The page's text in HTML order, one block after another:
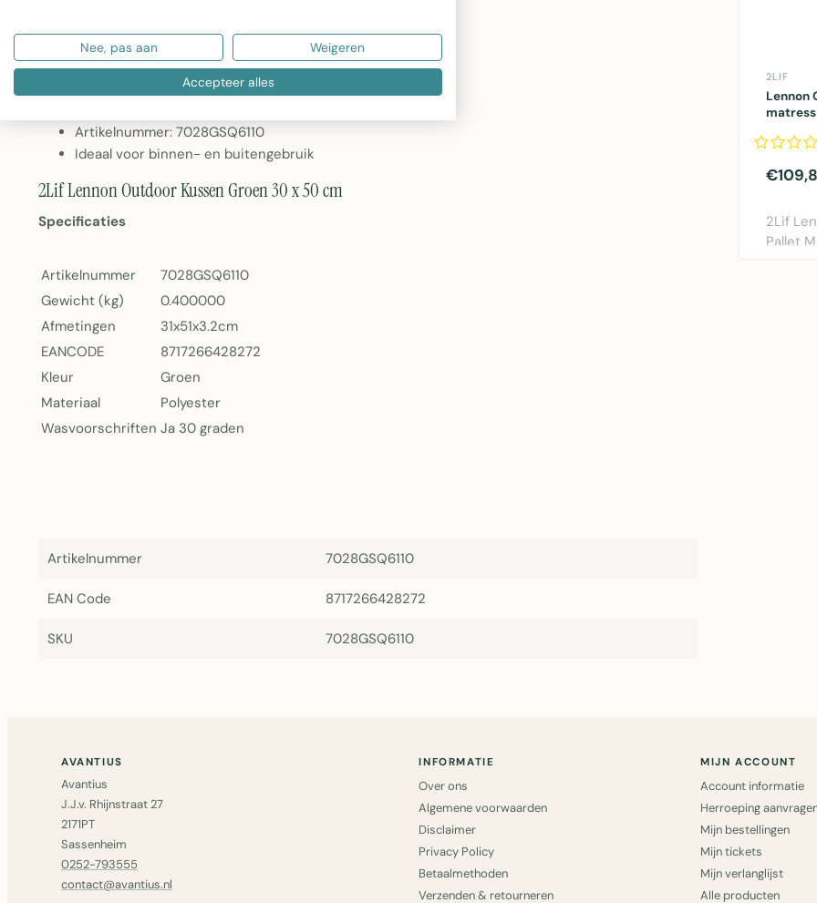
Kleur: Groen
Materiaal: Polyester (weerfest)
Gewicht: 400 gram
Artikelnummer: 7028GSQ6110
Ideaal voor binnen- en buitengebruik
2Lif Lennon Outdoor Kussen Groen 30 x 50 cm
Specificaties
Artikelnummer
7028GSQ6110
Gewicht (kg)
0.400000
Afmetingen
31x51x3.2cm
EANCODE
8717266428272
Kleur
Groen
Materiaal
Polyester
Wasvoorschriften Ja 30 graden
Artikelnummer 7028GSQ6110
EAN Code 8717266428272
SKU 7028GSQ6110
2LIF
Lennon
2Lif
Pallet
AVANTIUS
Avantius
J.J.v. Rhijnstraat 27
2171PT
Sassenheim
0252-793555
contact@avantius.nl
INFORMATIE
Over ons
Algemene voorwaarden
Disclaimer
Privacy Policy
Betaalmethoden
Verzenden & retourneren
MIJN ACCOUNT
Account informatie
Herroeping
Mijn bestellingen
Mijn tickets
Mijn verlanglijst
Alle producten
Nee, pas aan Weigeren
Accepteer alles